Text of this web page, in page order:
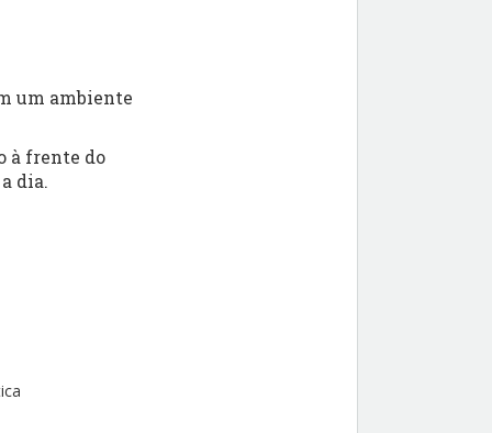
um ambiente
à frente do
dia.